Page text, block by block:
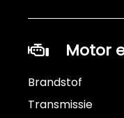
Motor
Brandstof
Transmissie